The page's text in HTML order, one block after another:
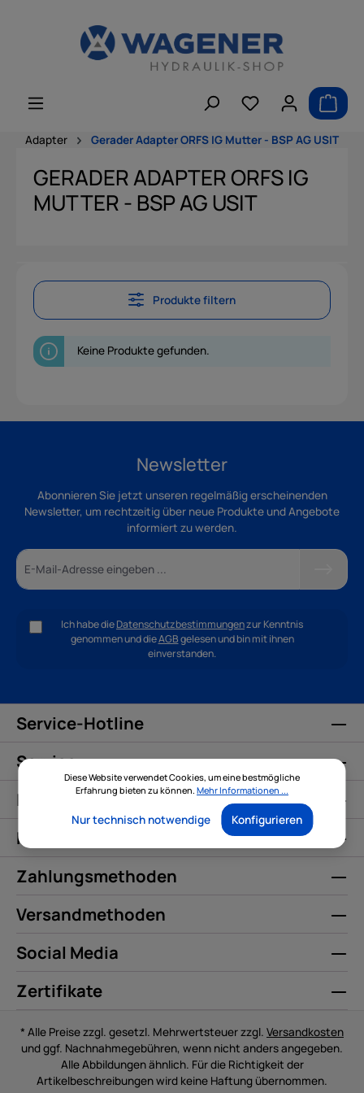
Adapter Gerader Adapter ORFS IG Mutter - BSP AG USIT
GERADER ADAPTER ORFS IG
MUTTER - BSP AG USIT
Produkte filtern
Keine Produkte gefunden.
Newsletter
Abonnieren Sie jetzt unseren regelmäßig erscheinenden
Newsletter, um rechtzeitig über neue Produkte und Angebote
informiert zu werden.
Ich habe dieDatenschutzbestimmungenzur Kenntnis
genommen und dieAGBgelesen und bin mit ihnen
einverstanden.
Service-Hotline
Service
Informationen
Kontakt
Zahlungsmethoden
Versandmethoden
Social Media
Zertifikate
* Alle Preise zzgl. gesetzl. Mehrwertsteuer zzgl. Versandkosten
und ggf. Nachnahmegebühren, wenn nicht anders angegeben.
Alle Abbildungen ähnlich. Für die Richtigkeit der
Artikelbeschreibungen wird keine Haftung übernommen.
Diese Website verwendet Cookies, um eine bestmögliche
Erfahrung bieten zu können. Mehr Informationen ...
Nur technisch notwendige Konfigurieren